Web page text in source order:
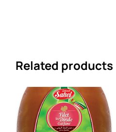
Related products